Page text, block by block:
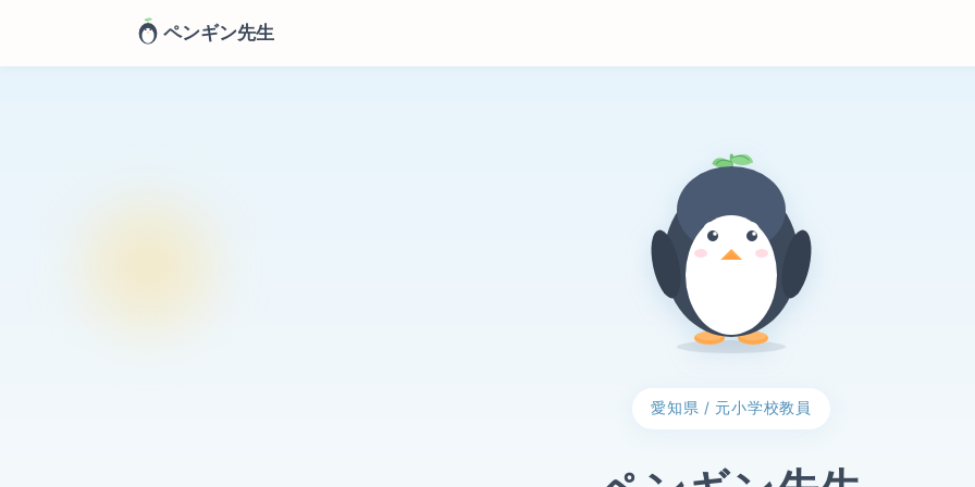
ペンギン先生
愛知県 / 元小学校教員